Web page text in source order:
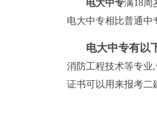
电大中专满18周
电大中专相比普通中
电大中专有以
消防工程技术等专业
证书可以用来报考二